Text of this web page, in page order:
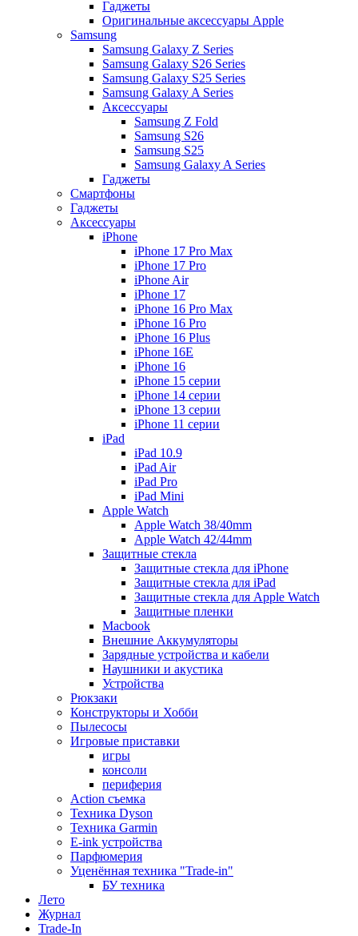
Гаджеты
Оригинальные аксессуары Apple
Samsung
Samsung Galaxy Z Series
Samsung Galaxy S26 Series
Samsung Galaxy S25 Series
Samsung Galaxy A Series
Аксессуары
Samsung Z Fold
Samsung S26
Samsung S25
Samsung Galaxy A Series
Гаджеты
Смартфоны
Гаджеты
Аксессуары
iPhone
iPhone 17 Pro Max
iPhone 17 Pro
iPhone Air
iPhone 17
iPhone 16 Pro Max
iPhone 16 Pro
iPhone 16 Plus
iPhone 16E
iPhone 16
iPhone 15 серии
iPhone 14 серии
iPhone 13 серии
iPhone 11 серии
iPad
iPad 10.9
iPad Air
iPad Pro
iPad Mini
Apple Watch
Apple Watch 38/40mm
Apple Watch 42/44mm
Защитные стекла
Защитные стекла для iPhone
Защитные стекла для iPad
Защитные стекла для Apple Watch
Защитные пленки
Macbook
Внешние Аккумуляторы
Зарядные устройства и кабели
Наушники и акустика
Устройства
Рюкзаки
Конструкторы и Хобби
Пылесосы
Игровые приставки
игры
консоли
периферия
Action съемка
Техника Dyson
Техника Garmin
E-ink устройства
Парфюмерия
Уценённая техника "Trade-in"
БУ техника
Лето
Журнал
Trade-In